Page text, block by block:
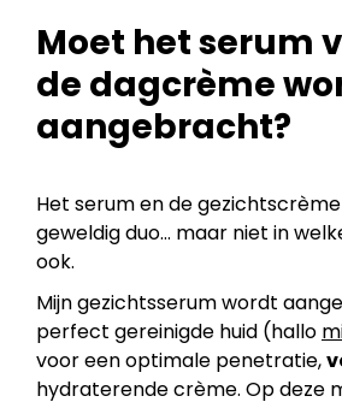
Moet het serum
de dagcrème
aangebracht?
Het serum en de
geweldig duo… maar niet in
ook.
Mijn gezichtsserum wordt
perfect gereinigde huid (hallo
voor een optimale penetratie,
hydraterende crème. Op deze